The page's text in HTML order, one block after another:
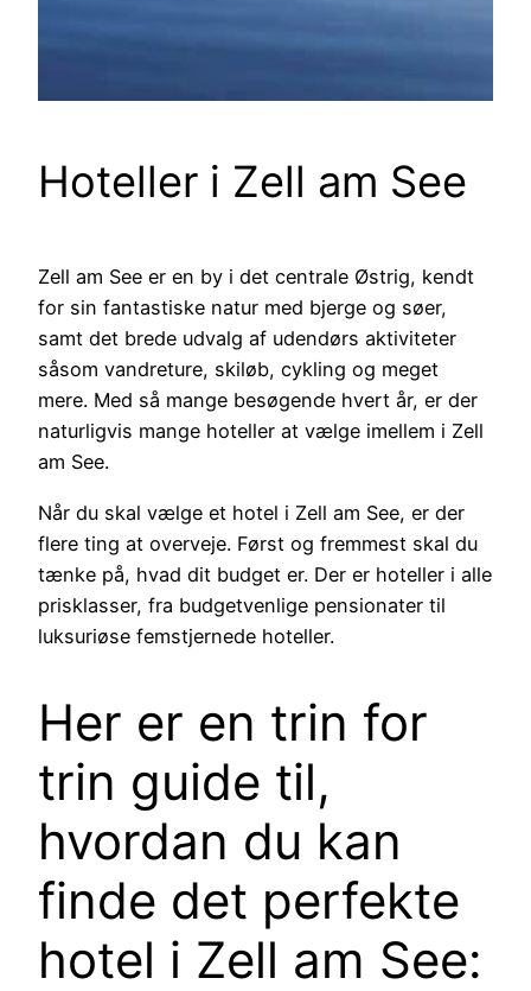
Hoteller i Zell am See
Zell am See er en by i det centrale Østrig, kendt
for sin fantastiske natur med bjerge og søer,
samt det brede udvalg af udendørs aktiviteter
såsom vandreture, skiløb, cykling og meget
mere. Med så mange besøgende hvert år, er der
naturligvis mange hoteller at vælge imellem i Zell
am See.
Når du skal vælge et hotel i Zell am See, er der
flere ting at overveje. Først og fremmest skal du
tænke på, hvad dit budget er. Der er hoteller i alle
prisklasser, fra budgetvenlige pensionater til
luksuriøse femstjernede hoteller.
Her er en trin for
trin guide til,
hvordan du kan
finde det perfekte
hotel i Zell am See: